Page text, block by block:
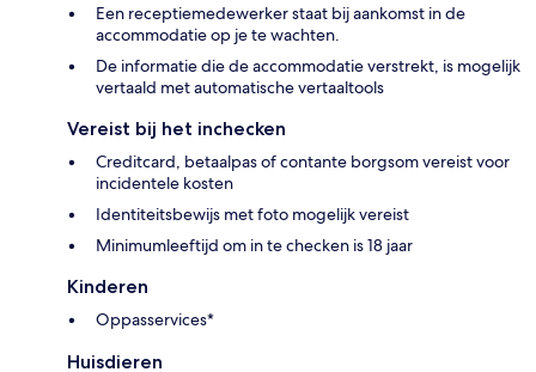
Een receptiemedewerker staat bij aankomst in de
accommodatie op je te wachten.
De informatie die de accommodatie verstrekt, is mogelijk
vertaald met automatische vertaaltools
Vereist bij het inchecken
Creditcard, betaalpas of contante borgsom vereist voor
incidentele kosten
Identiteitsbewijs met foto mogelijk vereist
Minimumleeftijd om in te checken is 18 jaar
Kinderen
Oppasservices*
Huisdieren